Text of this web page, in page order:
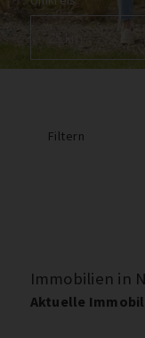
Filtern
Immobilien in
Aktuelle